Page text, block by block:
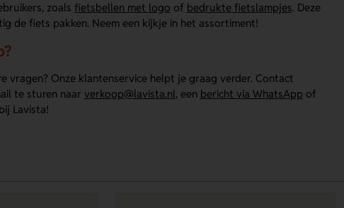
zoals fietsbellen met logo of bedrukte fietslampjes. Deze
de fiets pakken. Neem een kijkje in het assortiment!
Onze klantenservice helpt je graag verder. Contact
te sturen naar verkoop@lavista.nl, een bericht via WhatsApp of
Lavista!